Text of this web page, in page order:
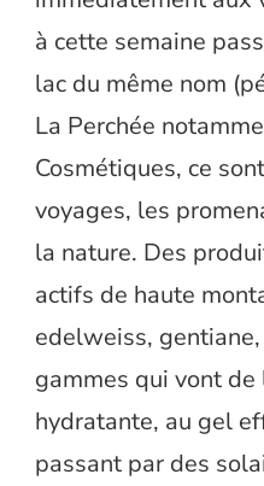
à cette semaine
lac du même nom
La Perchée
Cosmétiques, ce
voyages, les
la nature. Des
actifs de haute
edelweiss,
gammes qui vont
hydratante, au gel
passant par des